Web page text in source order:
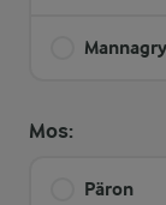
Mos:
Päron